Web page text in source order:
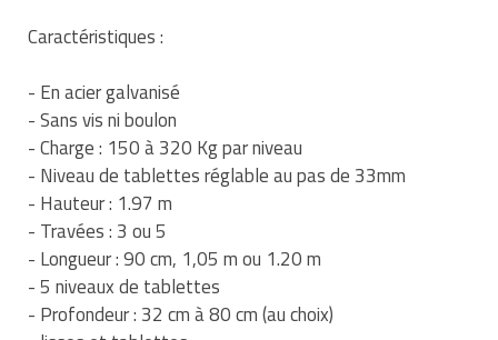
Tables de préparation réfrigérées
Ustensile de cuisine
Vaisselle restaurant
Vitrines réfrigérées
Caractéristiques :
- En acier galvanisé
- Sans vis ni boulon
- Charge : 150 à 320 Kg par niveau
- Niveau de tablettes réglable au pas de 33mm
- Hauteur : 1.97 m
- Travées : 3 ou 5
- Longueur : 90 cm, 1,05 m ou 1.20 m
- 5 niveaux de tablettes
- Profondeur : 32 cm à 80 cm (au choix)